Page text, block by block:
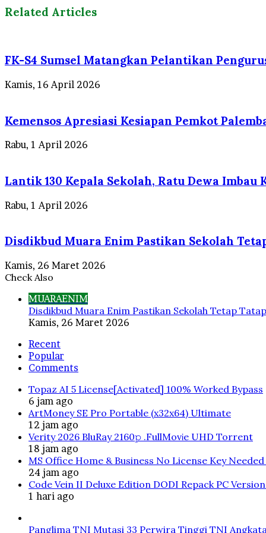
Related Articles
FK-S4 Sumsel Matangkan Pelantikan
Kamis, 16 April 2026
Kemensos Apresiasi Kesiapan Pemkot
Rabu, 1 April 2026
Lantik 130 Kepala Sekolah, Ratu Dewa
Rabu, 1 April 2026
Disdikbud Muara Enim Pastikan Sekolah
Kamis, 26 Maret 2026
Check Also
MUARAENIM
Disdikbud Muara Enim Pastikan Sekolah Tetap
Kamis, 26 Maret 2026
Recent
Popular
Comments
Topaz AI 5 License[Activated] 100% Worked Bypass
6 jam ago
ArtMoney SE Pro Portable (x32x64) Ultimate
12 jam ago
Verity 2026 BluRay 2160𝚙 .FullMov𝗂e UHD Torrent
18 jam ago
MS Office Home & Business No License Key
24 jam ago
Code Vein II Deluxe Edition DODI Repack PC
1 hari ago
Panglima TNI Mutasi 33 Perwira Tinggi TNI